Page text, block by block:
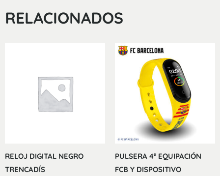
RELACIONADOS
RELOJ DIGITAL NEGRO
TRENCADÍS
PULSERA 4ª EQUIPACIÓN
FCB Y DISPOSITIVO